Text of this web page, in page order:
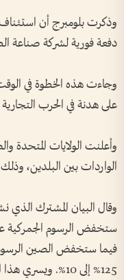
وذكرت بلومبرج أن
دفعة فورية لشركة صناعة
وجاءت هذه الخطوة في
على هدنة في الحرب
وأعلنت الولايات المتحدة
الواردات بين البلدين،
وقال البيان المشترك الذي
فيما ستخفض الصين الرسوم
125% إلى 10%. ويسري هذا الخفض لمدة 90 يوما.